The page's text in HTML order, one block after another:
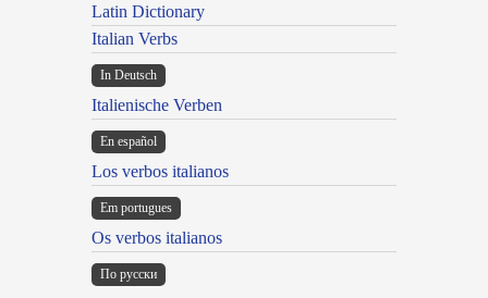
Latin Dictionary
Italian Verbs
In Deutsch
Italienische Verben
En español
Los verbos italianos
Em portugues
Os verbos italianos
По русски